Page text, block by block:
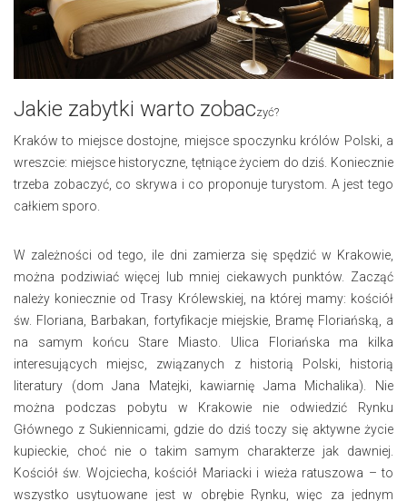
Jakie zabytki warto zobaczyć?
Kraków to miejsce dostojne, miejsce spoczynku królów Polski, a
wreszcie: miejsce historyczne, tętniące życiem do dziś. Koniecznie
trzeba zobaczyć, co skrywa i co proponuje turystom. A jest tego
całkiem sporo.
W zależności od tego, ile dni zamierza się spędzić w Krakowie,
można podziwiać więcej lub mniej ciekawych punktów. Zacząć
należy koniecznie od Trasy Królewskiej, na której mamy: kościół
św. Floriana, Barbakan, fortyfikacje miejskie, Bramę Floriańską, a
na samym końcu Stare Miasto. Ulica Floriańska ma kilka
interesujących miejsc, związanych z historią Polski, historią
literatury (dom Jana Matejki, kawiarnię Jama Michalika). Nie
można podczas pobytu w Krakowie nie odwiedzić Rynku
Głównego z Sukiennicami, gdzie do dziś toczy się aktywne życie
kupieckie, choć nie o takim samym charakterze jak dawniej.
Kościół św. Wojciecha, kościół Mariacki i wieża ratuszowa – to
wszystko usytuowane jest w obrębie Rynku, więc za jednym